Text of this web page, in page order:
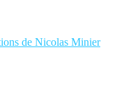
de Nicolas Minier